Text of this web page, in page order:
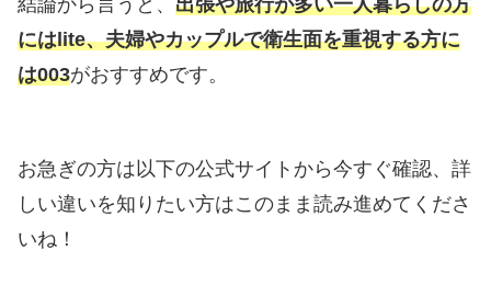
にはlite、夫婦やカップルで衛生面を重視する方に
は003がおすすめです。
お急ぎの方は以下の公式サイトから今すぐ確認、詳
しい違いを知りたい方はこのまま読み進めてくださ
いね！